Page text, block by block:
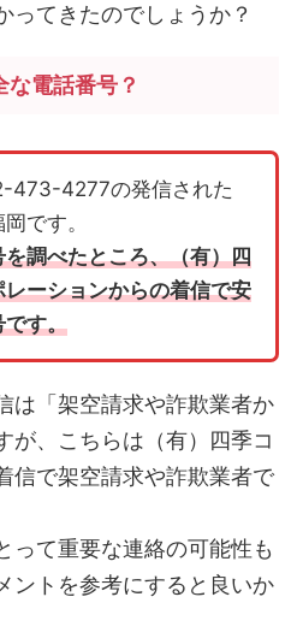
ってきたのでしょうか？
電話番号？
473-4277の発信された
です。
を調べたところ、（有）四
レーションからの着信で安
です。
は「架空請求や詐欺業者か
が、こちらは（有）四季コ
信で架空請求や詐欺業者で
って重要な連絡の可能性も
ントを参考にすると良いか